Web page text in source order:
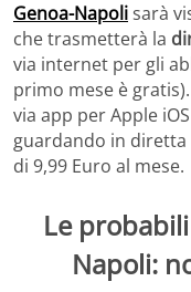
Genoa-Napolisarà
che trasmetterà la
via internet per gli
primo mese è
via app per Apple
guardando in diretta
di 9,99 Euro al mese.
Le
Napoli: